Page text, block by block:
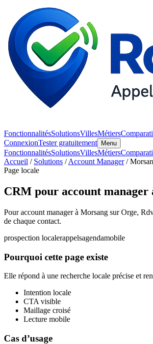
FonctionnalitésSolutionsVillesMétiers
ConnexionTester gratuitement Menu
FonctionnalitésSolutionsVillesMétiers
Accueil / Solutions /Account Manager/
Page locale
CRM pour account manager
Pour account manager à Morsang sur Orge,
de chaque contact.
prospection localerappelsagendamobile
Pourquoi cette page existe
Elle répond à une recherche locale précise et
Intention locale
CTA visible
Maillage croisé
Lecture mobile
Cas d’usage